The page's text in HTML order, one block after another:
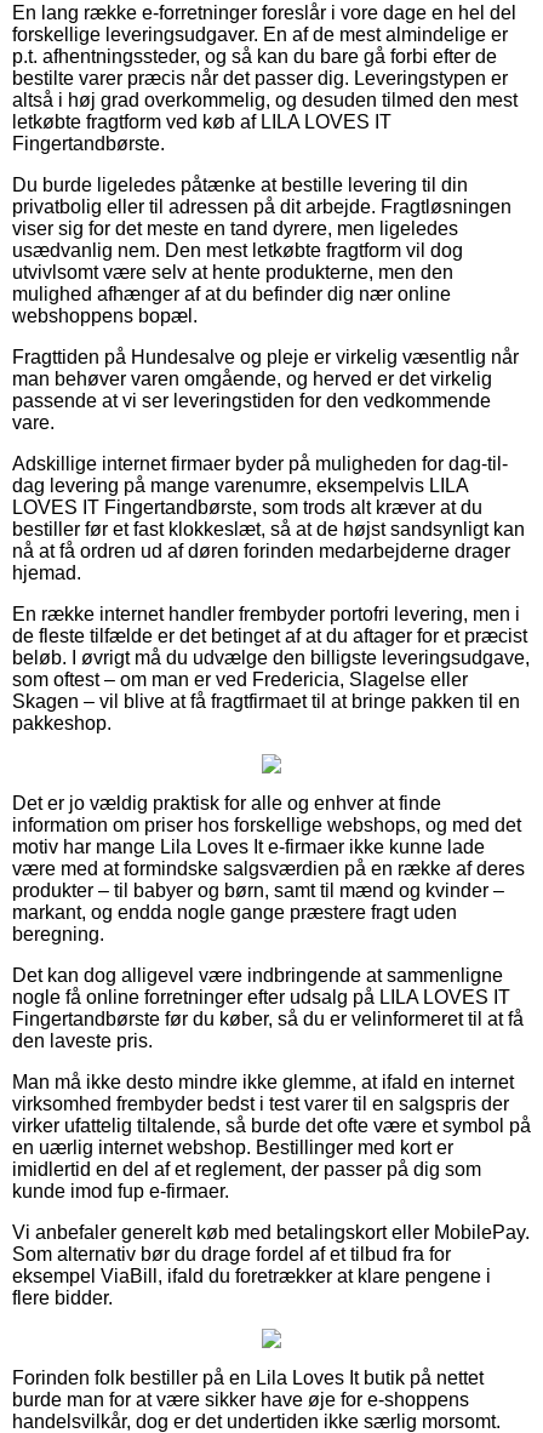
En lang række e-forretninger foreslår i vore dage en hel del
forskellige leveringsudgaver. En af de mest almindelige er
p.t. afhentningssteder, og så kan du bare gå forbi efter de
bestilte varer præcis når det passer dig. Leveringstypen er
altså i høj grad overkommelig, og desuden tilmed den mest
letkøbte fragtform ved køb af LILA LOVES IT
Fingertandbørste.
Du burde ligeledes påtænke at bestille levering til din
privatbolig eller til adressen på dit arbejde. Fragtløsningen
viser sig for det meste en tand dyrere, men ligeledes
usædvanlig nem. Den mest letkøbte fragtform vil dog
utvivlsomt være selv at hente produkterne, men den
mulighed afhænger af at du befinder dig nær online
webshoppens bopæl.
Fragttiden på Hundesalve og pleje er virkelig væsentlig når
man behøver varen omgående, og herved er det virkelig
passende at vi ser leveringstiden for den vedkommende
vare.
Adskillige internet firmaer byder på muligheden for dag-til-
dag levering på mange varenumre, eksempelvis LILA
LOVES IT Fingertandbørste, som trods alt kræver at du
bestiller før et fast klokkeslæt, så at de højst sandsynligt kan
nå at få ordren ud af døren forinden medarbejderne drager
hjemad.
En række internet handler frembyder portofri levering, men i
de fleste tilfælde er det betinget af at du aftager for et præcist
beløb. I øvrigt må du udvælge den billigste leveringsudgave,
som oftest – om man er ved Fredericia, Slagelse eller
Skagen – vil blive at få fragtfirmaet til at bringe pakken til en
pakkeshop.
Det er jo vældig praktisk for alle og enhver at finde
information om priser hos forskellige webshops, og med det
motiv har mange Lila Loves It e-firmaer ikke kunne lade
være med at formindske salgsværdien på en række af deres
produkter – til babyer og børn, samt til mænd og kvinder –
markant, og endda nogle gange præstere fragt uden
beregning.
Det kan dog alligevel være indbringende at sammenligne
nogle få online forretninger efter udsalg på LILA LOVES IT
Fingertandbørste før du køber, så du er velinformeret til at få
den laveste pris.
Man må ikke desto mindre ikke glemme, at ifald en internet
virksomhed frembyder bedst i test varer til en salgspris der
virker ufattelig tiltalende, så burde det ofte være et symbol på
en uærlig internet webshop. Bestillinger med kort er
imidlertid en del af et reglement, der passer på dig som
kunde imod fup e-firmaer.
Vi anbefaler generelt køb med betalingskort eller MobilePay.
Som alternativ bør du drage fordel af et tilbud fra for
eksempel ViaBill, ifald du foretrækker at klare pengene i
flere bidder.
Forinden folk bestiller på en Lila Loves It butik på nettet
burde man for at være sikker have øje for e-shoppens
handelsvilkår, dog er det undertiden ikke særlig morsomt.